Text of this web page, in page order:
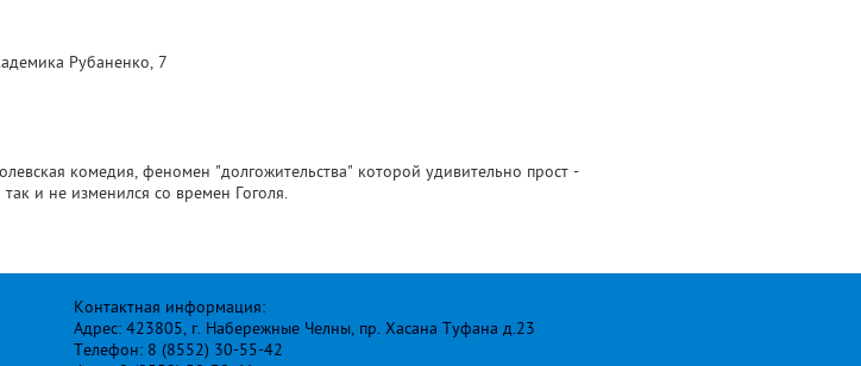
Рубаненко, 7
комедия, феномен "долгожительства" которой удивительно прост -
и не изменился со времен Гоголя.
Контактная информация:
Адрес: 423805, г. Набережные Челны, пр. Хасана Туфана д.23
Телефон: 8 (8552) 30-55-42